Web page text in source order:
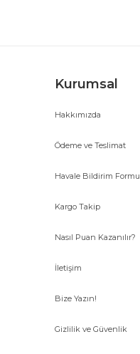
Kurumsal
Hakkımızda
Ödeme ve Teslimat
Havale Bildirim Formu
Kargo Takip
Nasıl Puan Kazanılır?
İletişim
Bize Yazın!
Gizlilik ve Güvenlik